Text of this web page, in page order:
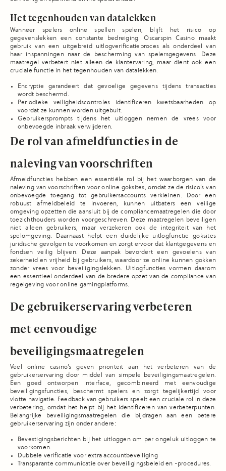
Het tegenhouden van datalekken
Wanneer spelers online spellen spelen, blijft het risico op
gegevenslekken een constante bedreiging. Oscarspin Casino maakt
gebruik van een uitgebreid uitlogverificatieproces als onderdeel van
haar inspanningen naar de bescherming van spelersgegevens. Deze
maatregel verbetert niet alleen de klantervaring, maar dient ook een
cruciale functie in het tegenhouden van datalekken.
Encryptie garandeert dat gevoelige gegevens tijdens transacties
wordt beschermd.
Periodieke veiligheidscontroles identificeren kwetsbaarheden op
voordat ze kunnen worden uitgebuit.
Gebruikersprompts tijdens het uitloggen nemen de vrees voor
onbevoegde inbraak verwijderen.
De rol van afmeldfuncties in de
naleving van voorschriften
Afmeldfuncties hebben een essentiële rol bij het waarborgen van de
naleving van voorschriften voor online goksites, omdat ze de risico’s van
onbevoegde toegang tot gebruikersaccounts verkleinen. Door een
robuust afmeldbeleid te invoeren, kunnen uitbaters een veilige
omgeving opzetten die aansluit bij de compliancemaatregelen die door
toezichthouders worden voorgeschreven. Deze maatregelen beveiligen
niet alleen gebruikers, maar verzekeren ook de integriteit van het
spelomgeving. Daarnaast helpt een duidelijke uitlogfunctie goksites
juridische gevolgen te voorkomen en zorgt ervoor dat klantgegevens en
fondsen veilig blijven. Deze aanpak bevordert een gevoelens van
zekerheid en vrijheid bij gebruikers, waardoor ze online kunnen gokken
zonder vrees voor beveiligingslekken. Uitlogfuncties vormen daarom
een essentieel onderdeel van de bredere opzet van de compliance van
regelgeving voor online gamingplatforms.
De gebruikerservaring verbeteren
met eenvoudige
beveiligingsmaatregelen
Veel online casino’s geven prioriteit aan het verbeteren van de
gebruikerservaring door middel van simpele beveiligingsmaatregelen.
Een goed ontworpen interface, gecombineerd met eenvoudige
beveiligingsfuncties, beschermt spelers en zorgt tegelijkertijd voor
vlotte navigatie. Feedback van gebruikers speelt een cruciale rol in deze
verbetering, omdat het helpt bij het identificeren van verbeterpunten.
Belangrijke beveiligingsmaatregelen die bijdragen aan een betere
gebruikerservaring zijn onder andere:
Bevestigingsberichten bij het uitloggen om per ongeluk uitloggen te
voorkomen.
Dubbele verificatie voor extra accountbeveiliging
Transparante communicatie over beveiligingsbeleid en -procedures.